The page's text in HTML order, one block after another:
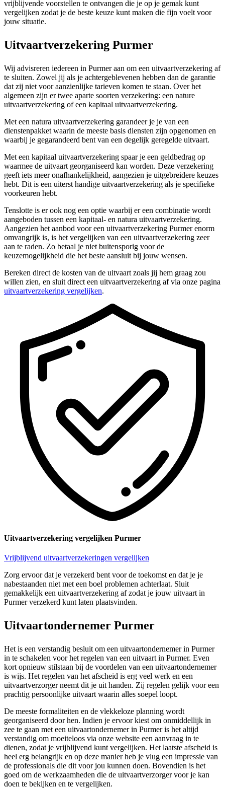
vrijblijvende voorstellen te ontvangen die je op je gemak kunt
vergelijken zodat je de beste keuze kunt maken die fijn voelt voor
jouw situatie.
Uitvaartverzekering Purmer
Wij advisreren iedereen in Purmer aan om een uitvaartverzekering af
te sluiten. Zowel jij als je achtergeblevenen hebben dan de garantie
dat zij niet voor aanzienlijke tarieven komen te staan. Over het
algemeen zijn er twee aparte soorten verzekering: een nature
uitvaartverzekering of een kapitaal uitvaartverzekering.
Met een natura uitvaartverzekering garandeer je je van een
dienstenpakket waarin de meeste basis diensten zijn opgenomen en
waarbij je gegarandeerd bent van een degelijk geregelde uitvaart.
Met een kapitaal uitvaartverzekering spaar je een geldbedrag op
waarmee de uitvaart georganiseerd kan worden. Deze verzekering
geeft iets meer onafhankelijkheid, aangezien je uitgebreidere keuzes
hebt. Dit is een uiterst handige uitvaartverzekering als je specifieke
voorkeuren hebt.
Tenslotte is er ook nog een optie waarbij er een combinatie wordt
aangeboden tussen een kapitaal- en natura uitvaartverzekering.
Aangezien het aanbod voor een uitvaartverzekering Purmer enorm
omvangrijk is, is het vergelijken van een uitvaartverzekering zeer
aan te raden. Zo betaal je niet buitensporig voor de
keuzemogelijkheid die het beste aansluit bij jouw wensen.
Bereken direct de kosten van de uitvaart zoals jij hem graag zou
willen zien, en sluit direct een uitvaartverzekering af via onze pagina
uitvaartverzekering vergelijken.
Uitvaartverzekering vergelijken Purmer
Vrijblijvend uitvaartverzekeringen vergelijken
Zorg ervoor dat je verzekerd bent voor de toekomst en dat je je
nabestaanden niet met een boel problemen achterlaat. Sluit
gemakkelijk een uitvaartverzekering af zodat je jouw uitvaart in
Purmer verzekerd kunt laten plaatsvinden.
Uitvaartondernemer Purmer
Het is een verstandig besluit om een uitvaartondernemer in Purmer
in te schakelen voor het regelen van een uitvaart in Purmer. Even
kort opnieuw stilstaan bij de voordelen van een uitvaartondernemer
is wijs. Het regelen van het afscheid is erg veel werk en een
uitvaartverzorger neemt dit je uit handen. Zij regelen gelijk voor een
prachtig persoonlijke uitvaart waarin alles soepel loopt.
De meeste formaliteiten en de vlekkeloze planning wordt
georganiseerd door hen. Indien je ervoor kiest om onmiddellijk in
zee te gaan met een uitvaartondernemer in Purmer is het altijd
verstandig om moeiteloos via onze website een aanvraag in te
dienen, zodat je vrijblijvend kunt vergelijken. Het laatste afscheid is
heel erg belangrijk en op deze manier heb je vlug een impressie van
de professionals die dit voor jou kunnen doen. Bovendien is het
goed om de werkzaamheden die de uitvaartverzorger voor je kan
doen te bekijken en te vergelijken.